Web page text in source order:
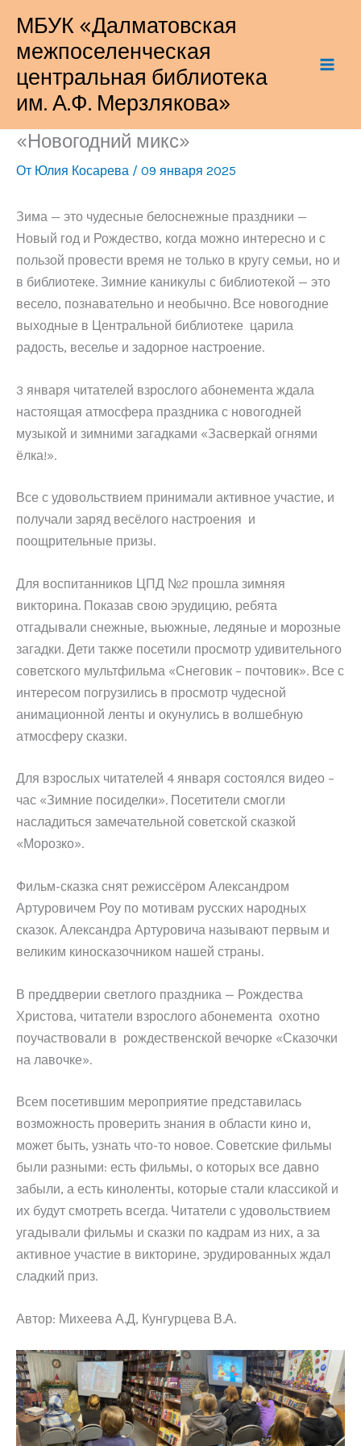
содержимому
МБУК «Далматовская
межпоселенческая
центральная библиотека
им. А.Ф. Мерзлякова»
«Новогодний микс»
От Юлия Косарева / 09 января 2025
Зима — это чудесные белоснежные праздники —
Новый год и Рождество, когда можно интересно и с
пользой провести время не только в кругу семьи, но и
в библиотеке. Зимние каникулы с библиотекой — это
весело, познавательно и необычно. Все новогодние
выходные в Центральной библиотеке царила
радость, веселье и задорное настроение.
3 января читателей взрослого абонемента ждала
настоящая атмосфера праздника с новогодней
музыкой и зимними загадками «Засверкай огнями
ёлка!».
Все с удовольствием принимали активное участие, и
получали заряд весёлого настроения и
поощрительные призы.
Для воспитанников ЦПД №2 прошла зимняя
викторина. Показав свою эрудицию, ребята
отгадывали снежные, вьюжные, ледяные и морозные
загадки. Дети также посетили просмотр удивительного
советского мультфильма «Снеговик – почтовик». Все с
интересом погрузились в просмотр чудесной
анимационной ленты и окунулись в волшебную
атмосферу сказки.
Для взрослых читателей 4 января состоялся видео –
час «Зимние посиделки». Посетители смогли
насладиться замечательной советской сказкой
«Морозко».
Фильм-сказка снят режиссёром Александром
Артуровичем Роу по мотивам русских народных
сказок. Александра Артуровича называют первым и
великим киносказочником нашей страны.
В преддверии светлого праздника — Рождества
Христова, читатели взрослого абонемента охотно
поучаствовали в рождественской вечорке «Сказочки
на лавочке».
Всем посетившим мероприятие представилась
возможность проверить знания в области кино и,
может быть, узнать что-то новое. Советские фильмы
были разными: есть фильмы, о которых все давно
забыли, а есть киноленты, которые стали классикой и
их будут смотреть всегда. Читатели с удовольствием
угадывали фильмы и сказки по кадрам из них, а за
активное участие в викторине, эрудированных ждал
сладкий приз.
Автор: Михеева А.Д, Кунгурцева В.А.